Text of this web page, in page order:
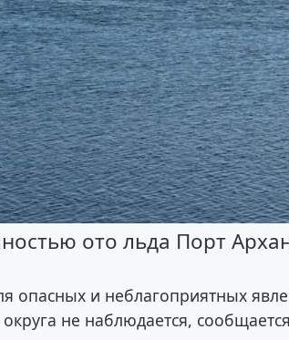
ото льда Порт
опасных и неблагоприятных
не наблюдается,